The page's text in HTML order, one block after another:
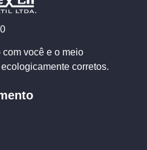
você e o meio
corretos.